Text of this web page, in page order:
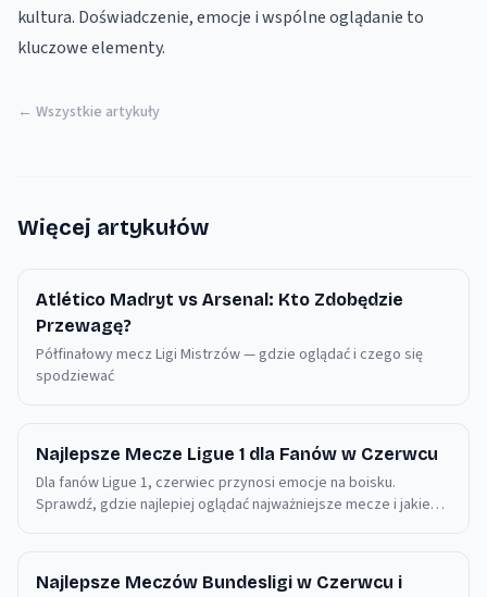
kultura. Doświadczenie, emocje i wspólne oglądanie to
kluczowe elementy.
← Wszystkie artykuły
Więcej artykułów
Atlético Madryt vs Arsenal: Kto Zdobędzie
Przewagę?
Półfinałowy mecz Ligi Mistrzów — gdzie oglądać i czego się
spodziewać
Najlepsze Mecze Ligue 1 dla Fanów w Czerwcu
Dla fanów Ligue 1, czerwiec przynosi emocje na boisku.
Sprawdź, gdzie najlepiej oglądać najważniejsze mecze i jakie
Najlepsze Meczów Bundesligi w Czerwcu i